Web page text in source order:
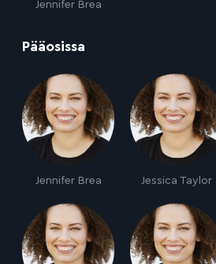
Jennifer Brea
Pääosissa
Jennifer Brea Jessica Taylor